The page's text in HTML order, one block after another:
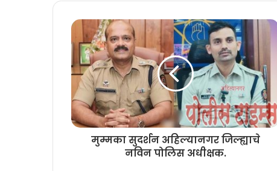
मुम्मका सुदर्शन अहिल्यानगर जिल्ह्याचे
नविन पोलिस अधीक्षक.